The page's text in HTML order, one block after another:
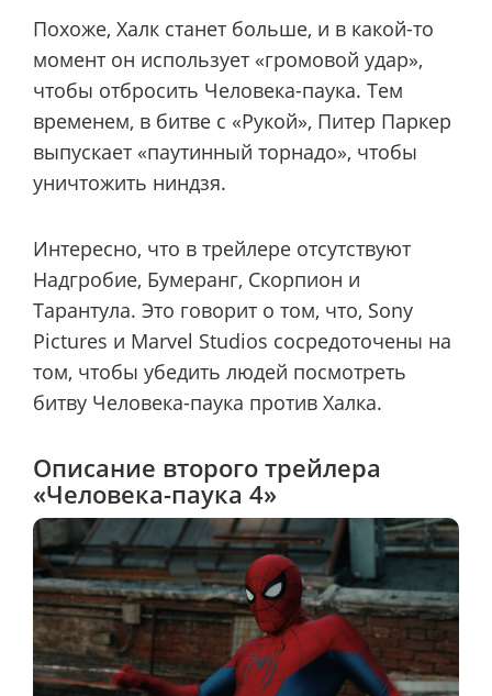
Похоже, Халк станет больше, и в какой-то
момент он использует «громовой удар»,
чтобы отбросить Человека-паука. Тем
временем, в битве с «Рукой», Питер Паркер
выпускает «паутинный торнадо», чтобы
уничтожить ниндзя.
Интересно, что в трейлере отсутствуют
Надгробие, Бумеранг, Скорпион и
Тарантула. Это говорит о том, что, Sony
Pictures и Marvel Studios сосредоточены на
том, чтобы убедить людей посмотреть
битву Человека-паука против Халка.
Описание второго трейлера
«Человека-паука 4»